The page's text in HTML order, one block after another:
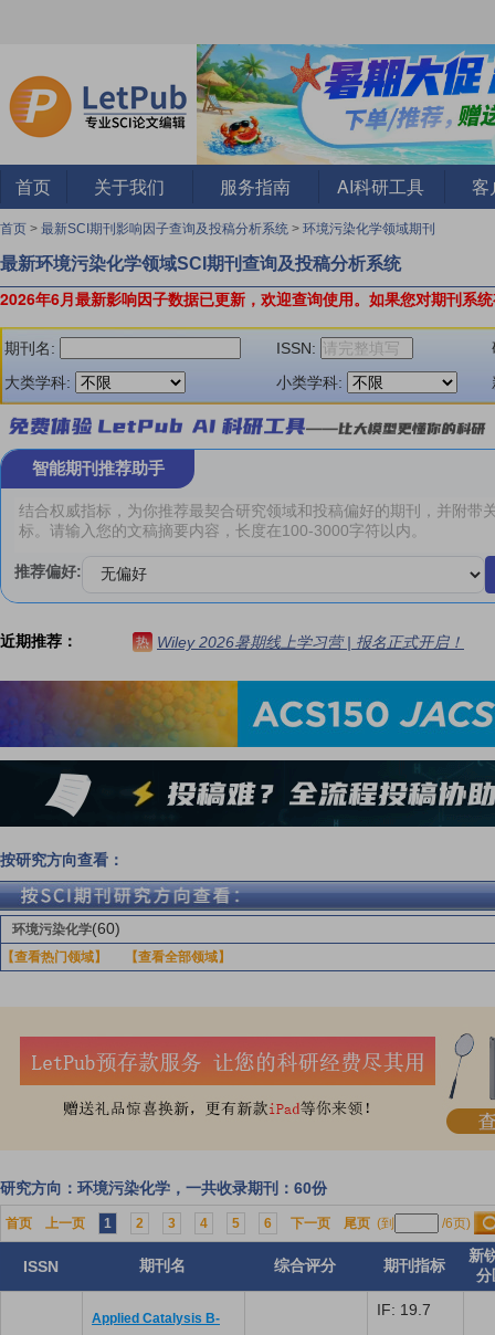
首页 关于我们 服务指南 AI科研工具 客
首页 > 最新SCI期刊影响因子查询及投稿分析系统 > 环境污染化学领域期刊
最新环境污染化学领域SCI期刊查询及投稿分析系统
2026年6月最新影响因子数据已更新，欢迎查询使用。 如果您对期刊系
期刊名: ISSN:
大类学科:
小类学科:
智能期刊推荐助手
推荐偏好:
近期推荐： 热 Wiley 2026暑期线上学习营 | 报名正式开启！
按研究方向查看：
环境污染化学(60)
【查看热门领域】 【查看全部领域】
研究方向：环境污染化学，一共收录期刊：60份
首页 上一页 1 2 3 4 5 6 下一页 尾页 (到 /6页)
ISSN 期刊名 综合评分 期刊指标
新
Applied Catalysis B-
IF: 19.7